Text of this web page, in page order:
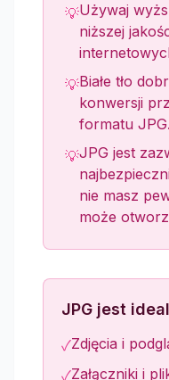
💡Używaj
niższej
💡Białe tło
konwersji
formatu JPG.
💡JPG jest
nie masz
może
JPG jest
✓Zdjęcia i
✓Załączniki i